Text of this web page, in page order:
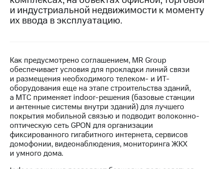
Финансовая
отчетность
Пригласить
спикера
и акционерам
Корпоративное
управление
Корпоративный
секретарь
Раскрытие
информации
и индустриальной недвижимости к моменту
их ввода в эксплуатацию.
Как предусмотрено соглашением, MR Group
обеспечивает условия для прокладки линий связи
и размещения необходимого телеком- и ИТ-
оборудования еще на этапе строительства зданий,
а МТС применяет indoor-решения (базовые станции
и антенные системы внутри зданий) для лучшего
покрытия мобильной связью и подводит волоконно-
оптическую сеть GPON для организации
фиксированного гигабитного интернета, сервисов
домофонии, видеонаблюдения, мониторинга ЖКХ
и умного дома.